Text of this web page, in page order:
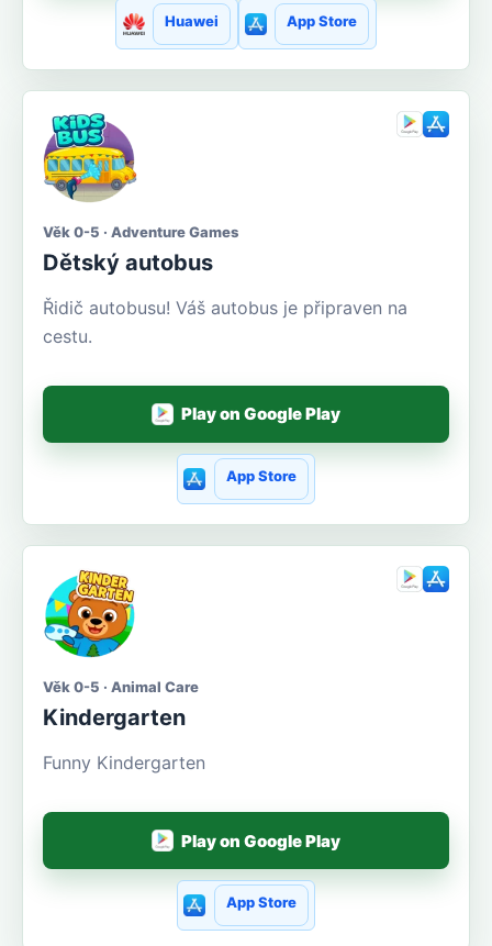
Huawei App Store
Věk 0-5 · Adventure Games
Dětský autobus
Řidič autobusu! Váš autobus je připraven na
cestu.
Play on Google Play
App Store
Věk 0-5 · Animal Care
Kindergarten
Funny Kindergarten
Play on Google Play
App Store